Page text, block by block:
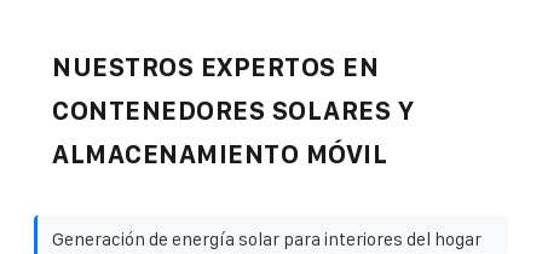
NUESTROS EXPERTOS EN
CONTENEDORES SOLARES Y
ALMACENAMIENTO MÓVIL
Generación de energía solar para interiores del hogar